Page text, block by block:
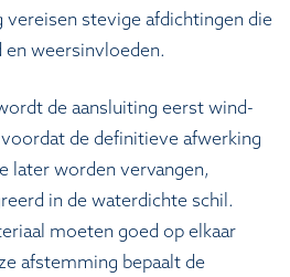
vereisen stevige afdichtingen die
en weersinvloeden.
de aansluiting eerst wind-
de definitieve afwerking
later worden vervangen,
in de waterdichte schil.
moeten goed op elkaar
afstemming bepaalt de